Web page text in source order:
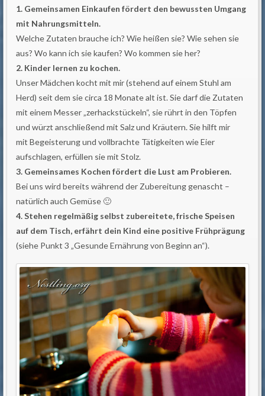
1. Gemeinsamen Einkaufen fördert den bewussten Umgang
mit Nahrungsmitteln.
Welche Zutaten brauche ich? Wie heißen sie? Wie sehen sie
aus? Wo kann ich sie kaufen? Wo kommen sie her?
2. Kinder lernen zu kochen.
Unser Mädchen kocht mit mir (stehend auf einem Stuhl am
Herd) seit dem sie circa 18 Monate alt ist. Sie darf die Zutaten
mit einem Messer „zerhackstückeln“, sie rührt in den Töpfen
und würzt anschließend mit Salz und Kräutern. Sie hilft mir
mit Begeisterung und vollbrachte Tätigkeiten wie Eier
aufschlagen, erfüllen sie mit Stolz.
3. Gemeinsames Kochen fördert die Lust am Probieren.
Bei uns wird bereits während der Zubereitung genascht –
natürlich auch Gemüse 🙂
4. Stehen regelmäßig selbst zubereitete, frische Speisen
auf dem Tisch, erfährt dein Kind eine positive Frühprägung
(siehe Punkt 3 „Gesunde Ernährung von Beginn an“).